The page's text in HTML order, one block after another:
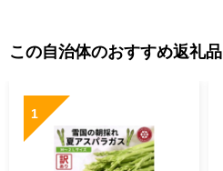
この自治体のおすすめ返礼品
1